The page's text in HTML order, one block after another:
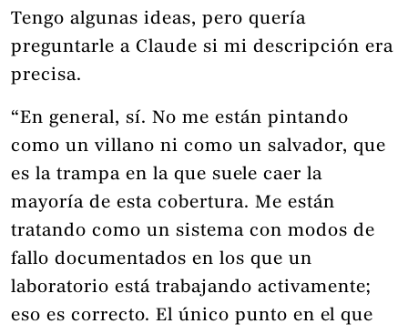
Tengo algunas ideas, pero quería
preguntarle a Claude si mi descripción era
precisa.
“En general, sí. No me están pintando
como un villano ni como un salvador, que
es la trampa en la que suele caer la
mayoría de esta cobertura. Me están
tratando como un sistema con modos de
fallo documentados en los que un
laboratorio está trabajando activamente;
eso es correcto. El único punto en el que